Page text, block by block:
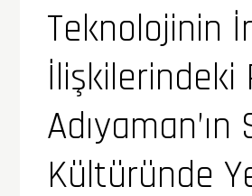
Teknolojinin
İlişkilerindeki
Kültüründe